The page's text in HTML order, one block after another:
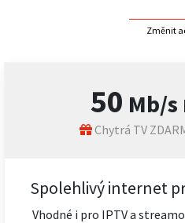
Změnit
50 Mb/s
Chytrá TV
Spolehlivý internet
Vhodné i pro IPTV a